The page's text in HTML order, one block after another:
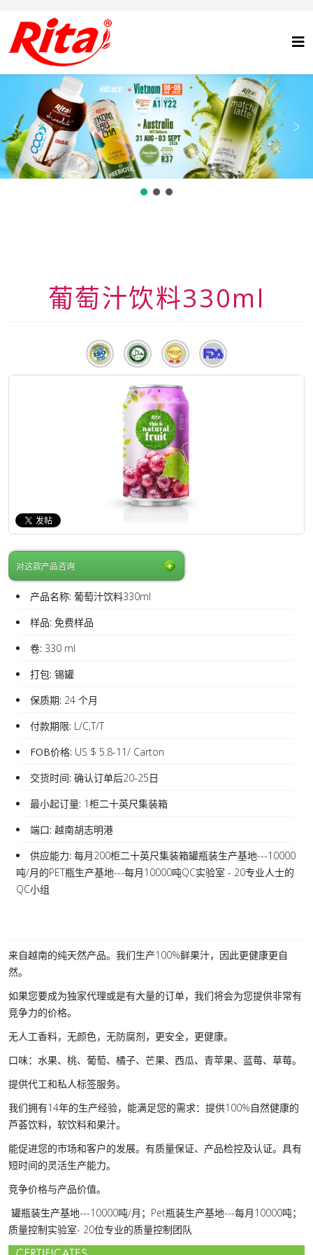
葡萄汁饮料330ml
对这款产品咨询
产品名称: 葡萄汁饮料330ml
样品: 免费样品
卷: 330 ml
打包: 锡罐
保质期: 24 个月
付款期限: L/C,T/T
FOB价格: US $ 5.8-11/ Carton
交货时间: 确认订单后20-25日
最小起订量: 1柜二十英尺集装箱
端口: 越南胡志明港
供应能力: 每月200柜二十英尺集装箱罐瓶装生产基地---10000
吨/月的PET瓶生产基地---每月10000吨QC实验室 - 20专业人士的
QC小组
来自越南的纯天然产品。我们生产100%鲜果汁，因此更健康更自
然。
如果您要成为独家代理或是有大量的订单，我们将会为您提供非常有
竞争力的价格。
无人工香料，无颜色，无防腐剂，更安全，更健康。
口味：水果、桃、葡萄、橘子、芒果、西瓜、青苹果、蓝莓、草莓。
提供代工和私人标签服务。
我们拥有14年的生产经验，能满足您的需求：提供100%自然健康的
芦荟饮料，软饮料和果汁。
能促进您的市场和客户的发展。有质量保证、产品检控及认证。具有
短时间的灵活生产能力。
竞争价格与产品价值。
罐瓶装生产基地---10000吨/月；Pet瓶装生产基地---每月10000吨；
质量控制实验室- 20位专业的质量控制团队